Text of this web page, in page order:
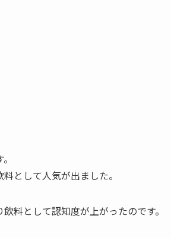
として人気が出ました。
料として認知度が上がったのです。